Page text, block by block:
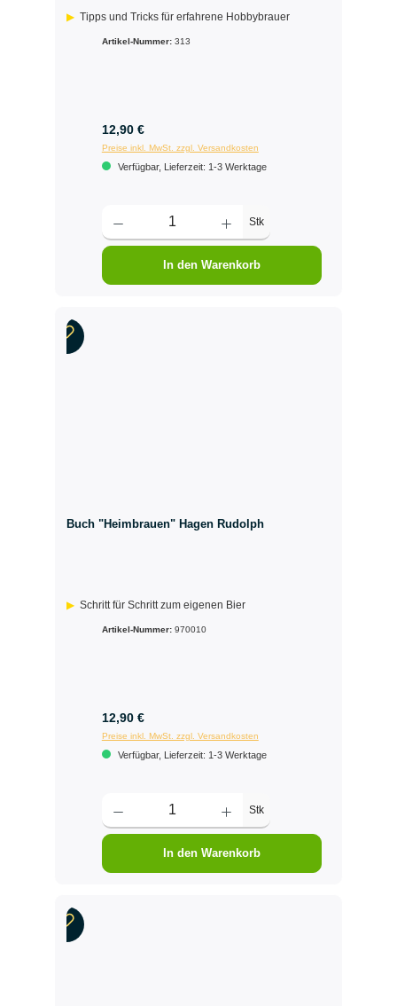
Tipps und Tricks für erfahrene Hobbybrauer
Artikel-Nummer: 313
12,90 €
Preise inkl. MwSt. zzgl. Versandkosten
Verfügbar, Lieferzeit: 1-3 Werktage
Stk
In den Warenkorb
Buch "Heimbrauen" Hagen Rudolph
Schritt für Schritt zum eigenen Bier
Artikel-Nummer: 970010
12,90 €
Preise inkl. MwSt. zzgl. Versandkosten
Verfügbar, Lieferzeit: 1-3 Werktage
Stk
In den Warenkorb